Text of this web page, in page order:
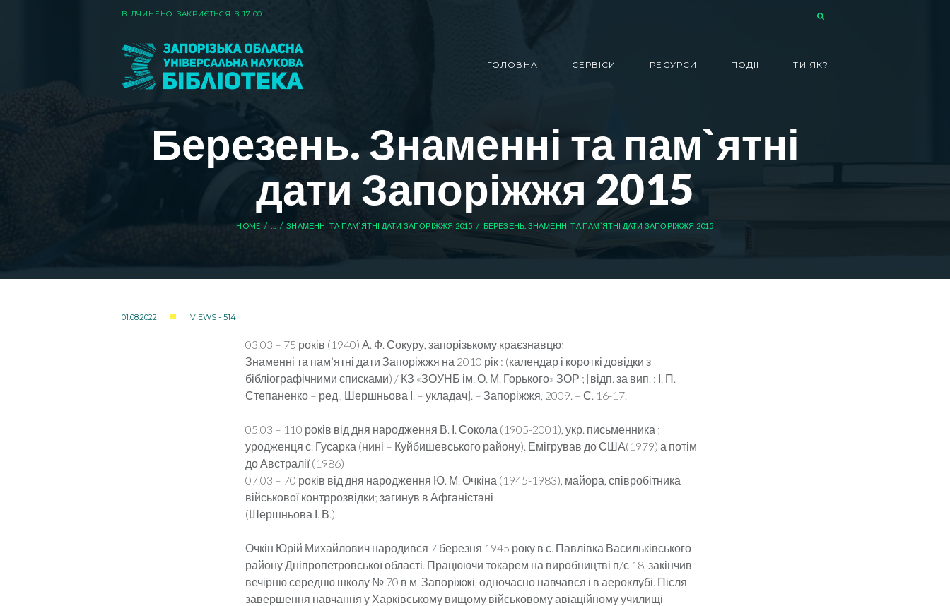
ВIДЧИНЕНО. ЗАКРИЄТЬСЯ В 17:00
ГОЛОВНА СЕРВІСИ РЕСУРСИ ПОДІЇ ТИ ЯК?
Березень. Знаменні та пам`ятні
дати Запоріжжя 2015
HOME ... ЗНАМЕННІ ТА ПАМ`ЯТНІ ДАТИ ЗАПОРІЖЖЯ 2015 БЕРЕЗЕНЬ. ЗНАМЕННІ ТА ПАМ`ЯТНІ ДАТИ ЗАПОРІЖЖЯ 2015
01.08.2022 VIEWS - 514
03.03 – 75 років (1940) А. Ф. Сокуру, запорізькому краєзнавцю;
Знаменні та пам’ятні дати Запоріжжя на 2010 рік : (календар і короткі довідки з
бібліографічними списками) / КЗ «ЗОУНБ ім. О. М. Горького» ЗОР ; [відп. за вип. : І. П.
Степаненко – ред., Шершньова І. – укладач]. – Запоріжжя, 2009. – С. 16-17.
05.03 – 110 років від дня народження В. І. Сокола (1905-2001), укр. письменника ;
уродженця с. Гусарка (нині – Куйбишевського району). Емігрував до США(1979) а потім
до Австралії (1986)
07.03 – 70 років від дня народження Ю. М. Очкіна (1945-1983), майора, співробітника
військової контррозвідки; загинув в Афганістані
(Шершньова І. В.)
Очкін Юрій Михайлович народився 7 березня 1945 року в с. Павлівка Васильківського
району Дніпропетровської області. Працюючи токарем на виробництві п/с 18, закінчив
вечірню середню школу № 70 в м. Запоріжжі, одночасно навчався і в аероклубі. Після
завершення навчання у Харківському вищому військовому авіаційному училищі